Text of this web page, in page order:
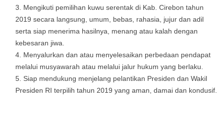
Mengikuti pemilihan kuwu serentak di Kab. Cirebon tahun
2019 secara langsung, umum, bebas, rahasia, jujur dan adil
serta siap menerima hasilnya, menang atau kalah dengan
kebesaran jiwa.
Menyalurkan dan atau menyelesaikan perbedaan pendapat
melalui musyawarah atau melalui jalur hukum yang berlaku.
Siap mendukung menjelang pelantikan Presiden dan Wakil
Presiden RI terpilih tahun 2019 yang aman, damai dan kondusif.